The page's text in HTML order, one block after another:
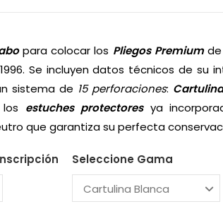
para colocar los Pliegos Premium
Se incluyen datos técnicos de su
sistema de 15 perforaciones:
estuches protectoresya
que garantiza su perfecta
Seleccione Gama